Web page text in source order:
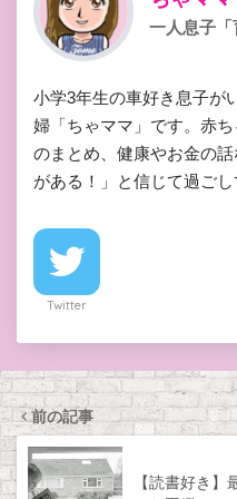
一人息子
小学3年生の車好き息子が
婦「ちゃママ」です。赤
のまとめ、健康やお金の
がある！」と信じて過ごし
Twitter
前の記事
【読書好き